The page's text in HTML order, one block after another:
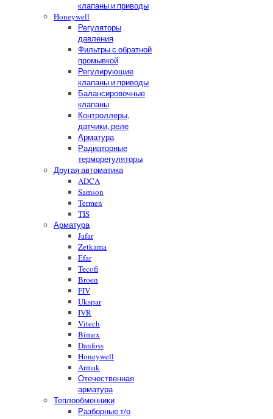
клапаны и приводы
Honeywell
Регуляторы
давления
Фильтры с обратной
промывкой
Регулирующие
клапаны и приводы
Балансировочные
клапаны
Контроллеры,
датчики, реле
Арматура
Радиаторные
терморегуляторы
Другая автоматика
ADCA
Samson
Termen
TIS
Арматура
Jafar
Zetkama
Efar
Tecofi
Broen
FIV
Ukspar
IVR
Vitech
Bimex
Danfoss
Honeywell
Armak
Отечественная
арматура
Теплообменники
Разборные т/о